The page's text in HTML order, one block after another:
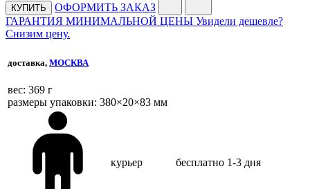
КУПИТЬ
ОФОРМИТЬ ЗАКАЗ
ГАРАНТИЯ МИНИМАЛЬНОЙ ЦЕНЫ Увидели дешевле?
Снизим цену.
доставка, МОСКВА
веc: 369 г
размеры упаковки: 380×20×83 мм
курьер бесплатно 1-3 дня